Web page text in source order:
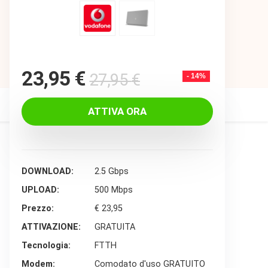
- 14%
27,95€Original
price
was:
27,95 €.
23,95 € Current
price
is:
23,95 €.
ATTIVA ORA
DOWNLOAD
2.5 Gbps
UPLOAD
500 Mbps
Prezzo
€ 23,95
ATTIVAZIONE
GRATUITA
Tecnologia
FTTH
Modem
Comodato d'uso GRATUITO